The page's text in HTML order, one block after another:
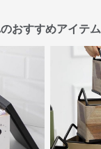
おすすめアイテム